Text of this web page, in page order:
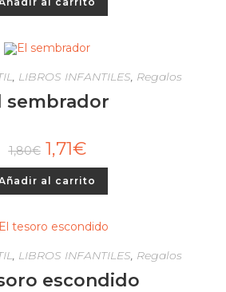
, LIBROS INFANTILES, Regalos
sembrador
1,80€ 1,71€
al carrito
LIBROS INFANTILES Regalos
escondido